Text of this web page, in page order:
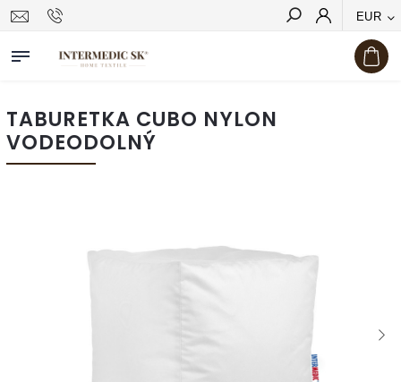
EUR
Hľadať
TABURETKA CUBO NYLON
VODEODOLNÝ